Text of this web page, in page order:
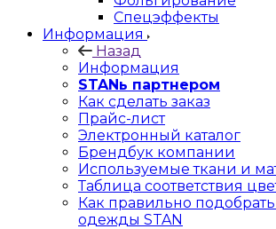
Спецэффекты
Информация
Назад
Информация
STANь партнером
Как сделать заказ
Прайс-лист
Электронный каталог
Брендбук компании
Используемые ткани и
Таблица соответствия
Как правильно
одежды STAN